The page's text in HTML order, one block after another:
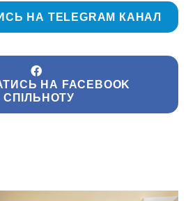
НА TELEGRAM КАНАЛ
НА FACEBOOK
СПІЛЬНОТУ